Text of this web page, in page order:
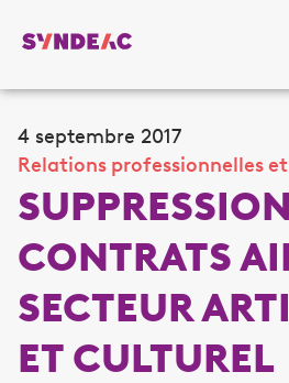
4 septembre 2017
Relations professionnelles
CONTRATS
SECTEUR
ET CULTUREL